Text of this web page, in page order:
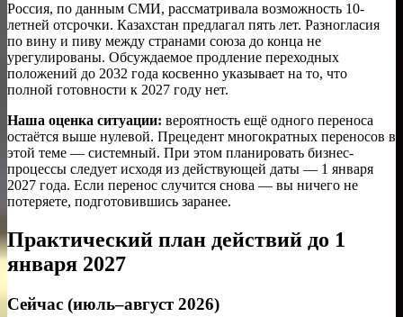
Россия, по данным СМИ, рассматривала возможность 10-
летней отсрочки. Казахстан предлагал пять лет. Разногласия
по вину и пиву между странами союза до конца не
урегулированы. Обсуждаемое продление переходных
положений до 2032 года косвенно указывает на то, что
полной готовности к 2027 году нет.
Наша оценка ситуации: вероятность ещё одного переноса
остаётся выше нулевой. Прецедент многократных переносов в
этой теме — системный. При этом планировать бизнес-
процессы следует исходя из действующей даты — 1 января
2027 года. Если перенос случится снова — вы ничего не
потеряете, подготовившись заранее.
Практический план действий до 1
января 2027
Сейчас (июль–август 2026)